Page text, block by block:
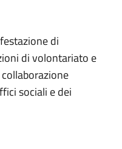
di
di volontariato e
sociali e dei